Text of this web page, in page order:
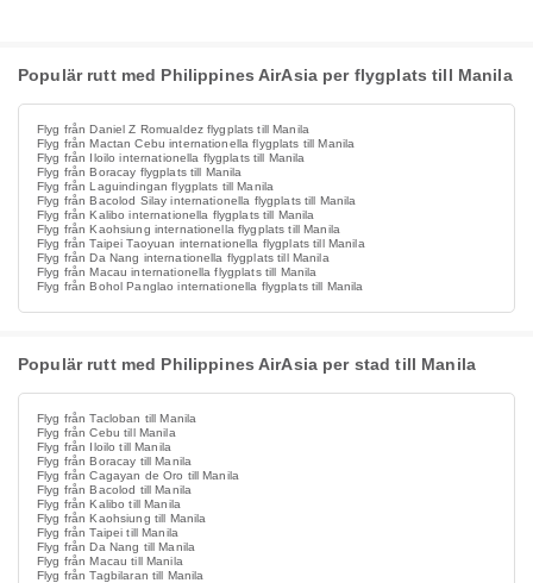
Populär rutt med Philippines AirAsia per flygplats till Manila
Flyg från Daniel Z Romualdez flygplats till Manila
Flyg från Mactan Cebu internationella flygplats till Manila
Flyg från Iloilo internationella flygplats till Manila
Flyg från Boracay flygplats till Manila
Flyg från Laguindingan flygplats till Manila
Flyg från Bacolod Silay internationella flygplats till Manila
Flyg från Kalibo internationella flygplats till Manila
Flyg från Kaohsiung internationella flygplats till Manila
Flyg från Taipei Taoyuan internationella flygplats till Manila
Flyg från Da Nang internationella flygplats till Manila
Flyg från Macau internationella flygplats till Manila
Flyg från Bohol Panglao internationella flygplats till Manila
Populär rutt med Philippines AirAsia per stad till Manila
Flyg från Tacloban till Manila
Flyg från Cebu till Manila
Flyg från Iloilo till Manila
Flyg från Boracay till Manila
Flyg från Cagayan de Oro till Manila
Flyg från Bacolod till Manila
Flyg från Kalibo till Manila
Flyg från Kaohsiung till Manila
Flyg från Taipei till Manila
Flyg från Da Nang till Manila
Flyg från Macau till Manila
Flyg från Tagbilaran till Manila